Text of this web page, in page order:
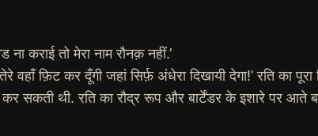
कराई तो मेरा नाम रौनक़ नहीं.’
फ़िट कर दूँगी जहां सिर्फ़ अंधेरा दिखायी देगा!’ रति
सकती थी. रति का रौद्र रूप और बार्टेंडर के इशारे पर